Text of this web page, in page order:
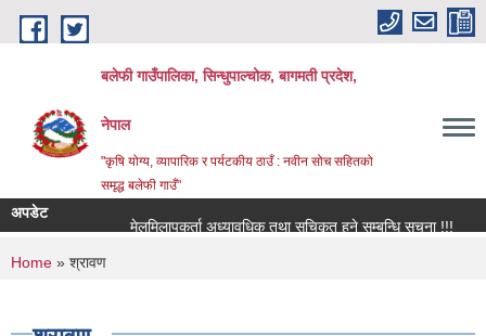
Skip to main content
बलेफी गाउँपालिका, सिन्धुपाल्चोक, बागमती प्रदेश,
नेपाल
"कृषि योग्य, व्यापारिक र पर्यटकीय ठाउँ : नवीन सोच सहितको
समृद्ध बलेफी गाउँ"
अपडेट
मेलमिलापकर्ता अध्यावधिक तथा सूचिकृत हुने सम्बन्धि सूचना !!!
You are here
Home » श्रावण